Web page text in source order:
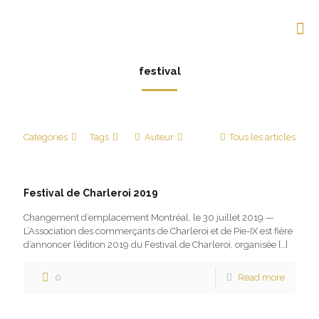
festival
Categories Tags Auteur Tous les articles
Festival de Charleroi 2019
Changement d’emplacement Montréal, le 30 juillet 2019 —
L’Association des commerçants de Charleroi et de Pie-IX est fière
d’annoncer l’édition 2019 du Festival de Charleroi, organisée […]
0 Read more